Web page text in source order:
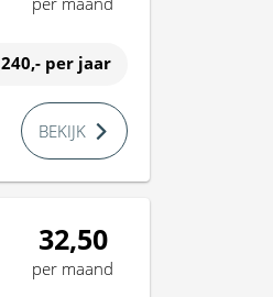
240,- per jaar
BEKIJK
32,50
per maand